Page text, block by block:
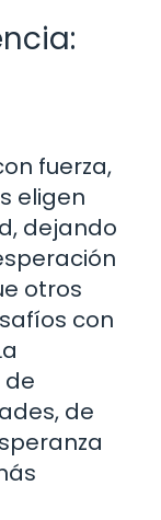
fuerza,
eligen
dejando
otros
con
de
de